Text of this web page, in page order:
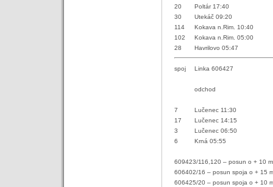
20
Poltár 17:40
30
Utekáč 09:20
114
Kokava n.Rim. 10:40
102
Kokava n.Rim. 05:00
28
Havrilovo 05:47
spoj Linka 606427
odchod
7
Lučenec 11:30
17
Lučenec 14:15
3
Lučenec 06:50
6
Krná 05:55
609423/116,120 – posun o + 10
606402/16 – posun spoja o + 15
606425/20 – posun spoja o + 10